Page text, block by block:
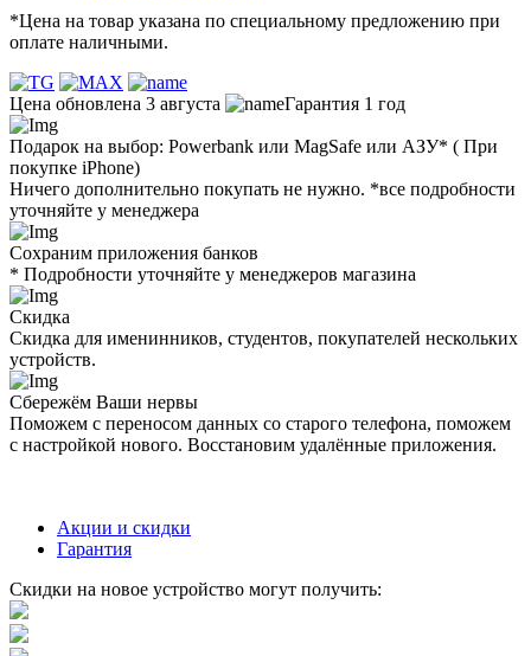
*Цена на товар указана по специальному предложению при
оплате наличными.
Цена обновлена 3 августа Гарантия 1 год
Подарок на выбор: Powerbank или MagSafe или AЗУ* ( При
покупке iPhone)
Ничего дополнительно покупать не нужно. *все подробности
уточняйте у менеджера
Сохраним приложения банков
* Подробности уточняйте у менеджеров магазина
Скидка
Скидка для именинников, студентов, покупателей нескольких
устройств.
Сбережём Ваши нервы
Поможем с переносом данных со старого телефона, поможем
с настройкой нового. Восстановим удалённые приложения.
Акции и скидки
Гарантия
Скидки на новое устройство могут получить: